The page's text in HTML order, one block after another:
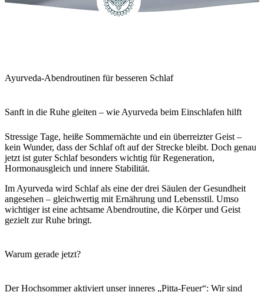
Ayurveda-Abendroutinen für besseren Schlaf
Sanft in die Ruhe gleiten – wie Ayurveda beim Einschlafen hilft
Stressige Tage, heiße Sommernächte und ein überreizter Geist –
kein Wunder, dass der Schlaf oft auf der Strecke bleibt. Doch genau
jetzt ist guter Schlaf besonders wichtig für Regeneration,
Hormonausgleich und innere Stabilität.
Im Ayurveda wird Schlaf als eine der drei Säulen der Gesundheit
angesehen – gleichwertig mit Ernährung und Lebensstil. Umso
wichtiger ist eine achtsame Abendroutine, die Körper und Geist
gezielt zur Ruhe bringt.
Warum gerade jetzt?
Der Hochsommer aktiviert unser inneres „Pitta-Feuer“: Wir sind